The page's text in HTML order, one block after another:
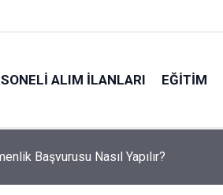
ALIM İLANLARI EĞITIM
Açıkladı: Giresun 255 TL, Levant